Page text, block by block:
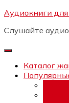
Перейти
содержимому
Аудиокниги для
Слушайте
Каталог
Бесплатный